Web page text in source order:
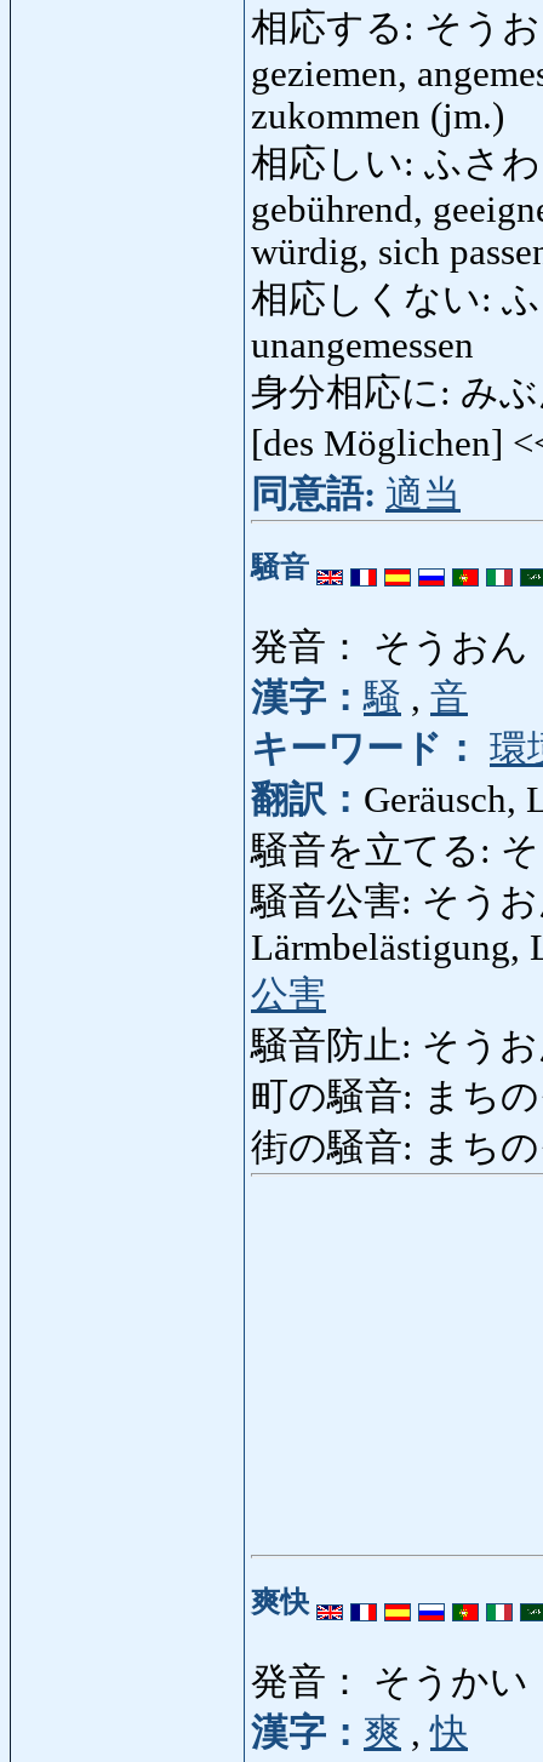
相応する: そうお
geziemen,
zukommen (jm.)
相応しい: ふさわ
gebührend,
würdig, sich
相応しくない: ふ
unangemessen
身分相応に: み
[des Möglichen]
同意語: 適当
騒音
発音： そうおん
漢字：騒 , 音
キーワード： 環
翻訳： Geräusch,
騒音を立てる:
騒音公害: そうお
Lärmbelästigung,
公害
騒音防止: そう
町の騒音: まち
街の騒音: まち
爽快
発音： そうかい
漢字： 爽 ,快